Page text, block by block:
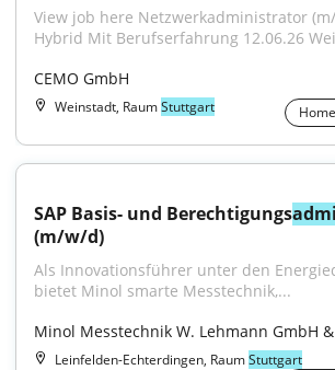
View job here Netzwerkadministrator
Hybrid Mit Berufserfahrung 12.06.26
CEMO GmbH
Weinstadt, RaumStuttgart
SAP Basis- und Berechtigungs
(m/w/d)
Als Innovationsführer unter den
bietet Minol smarte Messtechnik,...
Minol Messtechnik W. Lehmann GmbH &
Leinfelden-Echterdingen, RaumStuttgart